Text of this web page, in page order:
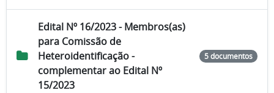
Edital Nº 16/2023 - Membros(as)
para Comissão de
Heteroidentificação -
complementar ao Edital Nº
15/2023
5 documentos